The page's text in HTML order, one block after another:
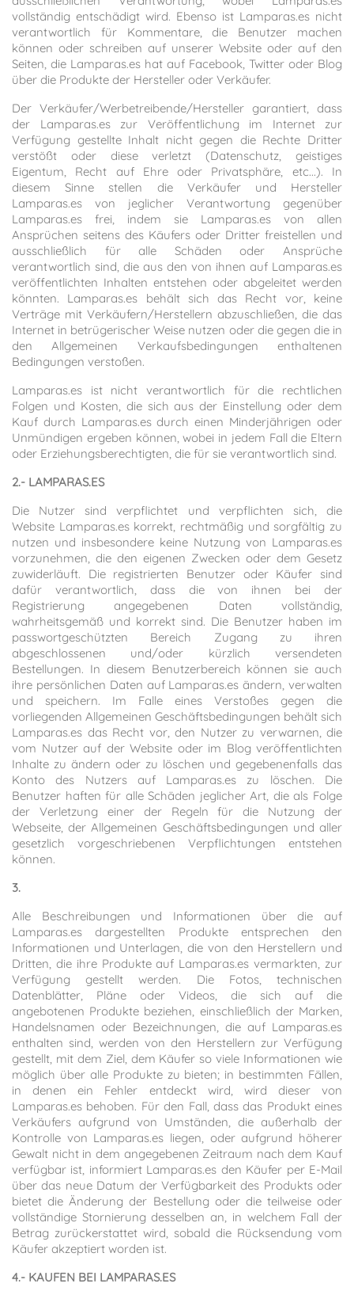
vollständig entschädigt wird. Ebenso ist Lamparas.es nicht
verantwortlich für Kommentare, die Benutzer machen
können oder schreiben auf unserer Website oder auf den
Seiten, die Lamparas.es hat auf Facebook, Twitter oder Blog
über die Produkte der Hersteller oder Verkäufer.
Der Verkäufer/Werbetreibende/Hersteller garantiert, dass
der Lamparas.es zur Veröffentlichung im Internet zur
Verfügung gestellte Inhalt nicht gegen die Rechte Dritter
verstößt oder diese verletzt (Datenschutz, geistiges
Eigentum, Recht auf Ehre oder Privatsphäre, etc...). In
diesem Sinne stellen die Verkäufer und Hersteller
Lamparas.es von jeglicher Verantwortung gegenüber
Lamparas.es frei, indem sie Lamparas.es von allen
Ansprüchen seitens des Käufers oder Dritter freistellen und
ausschließlich für alle Schäden oder Ansprüche
verantwortlich sind, die aus den von ihnen auf Lamparas.es
veröffentlichten Inhalten entstehen oder abgeleitet werden
könnten. Lamparas.es behält sich das Recht vor, keine
Verträge mit Verkäufern/Herstellern abzuschließen, die das
Internet in betrügerischer Weise nutzen oder die gegen die in
den Allgemeinen Verkaufsbedingungen enthaltenen
Bedingungen verstoßen.
Lamparas.es ist nicht verantwortlich für die rechtlichen
Folgen und Kosten, die sich aus der Einstellung oder dem
Kauf durch Lamparas.es durch einen Minderjährigen oder
Unmündigen ergeben können, wobei in jedem Fall die Eltern
oder Erziehungsberechtigten, die für sie verantwortlich sind.
2.- LAMPARAS.ES
Die Nutzer sind verpflichtet und verpflichten sich, die
Website Lamparas.es korrekt, rechtmäßig und sorgfältig zu
nutzen und insbesondere keine Nutzung von Lamparas.es
vorzunehmen, die den eigenen Zwecken oder dem Gesetz
zuwiderläuft. Die registrierten Benutzer oder Käufer sind
dafür verantwortlich, dass die von ihnen bei der
Registrierung angegebenen Daten vollständig,
wahrheitsgemäß und korrekt sind. Die Benutzer haben im
passwortgeschützten Bereich Zugang zu ihren
abgeschlossenen und/oder kürzlich versendeten
Bestellungen. In diesem Benutzerbereich können sie auch
ihre persönlichen Daten auf Lamparas.es ändern, verwalten
und speichern. Im Falle eines Verstoßes gegen die
vorliegenden Allgemeinen Geschäftsbedingungen behält sich
Lamparas.es das Recht vor, den Nutzer zu verwarnen, die
vom Nutzer auf der Website oder im Blog veröffentlichten
Inhalte zu ändern oder zu löschen und gegebenenfalls das
Konto des Nutzers auf Lamparas.es zu löschen. Die
Benutzer haften für alle Schäden jeglicher Art, die als Folge
der Verletzung einer der Regeln für die Nutzung der
Webseite, der Allgemeinen Geschäftsbedingungen und aller
gesetzlich vorgeschriebenen Verpflichtungen entstehen
können.
3.
Alle Beschreibungen und Informationen über die auf
Lamparas.es dargestellten Produkte entsprechen den
Informationen und Unterlagen, die von den Herstellern und
Dritten, die ihre Produkte auf Lamparas.es vermarkten, zur
Verfügung gestellt werden. Die Fotos, technischen
Datenblätter, Pläne oder Videos, die sich auf die
angebotenen Produkte beziehen, einschließlich der Marken,
Handelsnamen oder Bezeichnungen, die auf Lamparas.es
enthalten sind, werden von den Herstellern zur Verfügung
gestellt, mit dem Ziel, dem Käufer so viele Informationen wie
möglich über alle Produkte zu bieten; in bestimmten Fällen,
in denen ein Fehler entdeckt wird, wird dieser von
Lamparas.es behoben. Für den Fall, dass das Produkt eines
Verkäufers aufgrund von Umständen, die außerhalb der
Kontrolle von Lamparas.es liegen, oder aufgrund höherer
Gewalt nicht in dem angegebenen Zeitraum nach dem Kauf
verfügbar ist, informiert Lamparas.es den Käufer per E-Mail
über das neue Datum der Verfügbarkeit des Produkts oder
bietet die Änderung der Bestellung oder die teilweise oder
vollständige Stornierung desselben an, in welchem Fall der
Betrag zurückerstattet wird, sobald die Rücksendung vom
Käufer akzeptiert worden ist.
4.- KAUFEN BEI LAMPARAS.ES